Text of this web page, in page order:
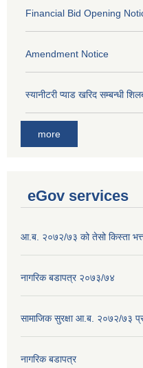
Financial Bid Opening
Amendment Notice
स्यानीटरी प्याड खरिद सम्बन्धी
more
eGov services
आ.ब. २०७२/७३ को तेसो किस्ता भत्ता
नागरिक बडापत्र २०७३/७४
सामाजिक सुरक्षा आ.ब. २०७२/७३
नागरिक बडापत्र